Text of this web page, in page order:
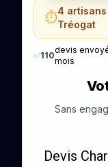
⏱️4
Tréogat
✅110
devis
mois
Sans
Devis